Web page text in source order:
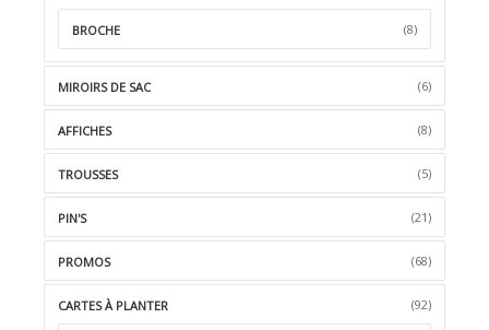
BROCHE (8)
MIROIRS DE SAC (6)
AFFICHES (8)
TROUSSES (5)
PIN'S (21)
PROMOS (68)
CARTES À PLANTER (92)